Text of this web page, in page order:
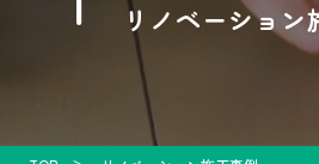
リノベーション